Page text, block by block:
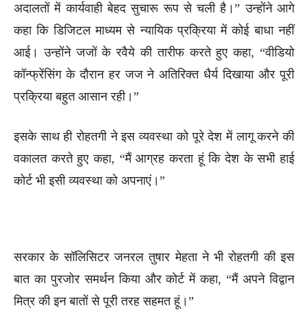
अदालतों में कार्यवाही बेहद सुचारू रूप से चली है।” उन्होंने आगे
कहा कि डिजिटल माध्यम से न्यायिक प्रक्रिया में कोई बाधा नहीं
आई। उन्होंने जजों के रवैये की तारीफ करते हुए कहा, “वीडियो
कॉन्फ्रेंसिंग के दौरान हर जज ने अतिरिक्त धैर्य दिखाया और पूरी
प्रक्रिया बहुत आसान रही।”
इसके साथ ही रोहतगी ने इस व्यवस्था को पूरे देश में लागू करने की
वकालत करते हुए कहा, “मैं आग्रह करता हूं कि देश के सभी हाई
कोर्ट भी इसी व्यवस्था को अपनाएं।”
सरकार के सॉलिसिटर जनरल तुषार मेहता ने भी रोहतगी की इस
बात का पुरजोर समर्थन किया और कोर्ट में कहा, “मैं अपने विद्वान
मित्र की इन बातों से पूरी तरह सहमत हूं।”